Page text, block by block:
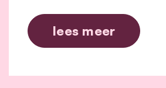
lees meer